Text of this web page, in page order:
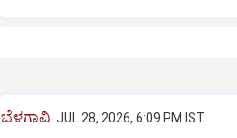
ಬೆಳಗಾವಿ JUL 28, 2026, 6:09 PM IST